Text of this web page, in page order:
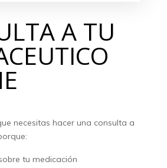
A TU
necesitas hacer una consulta a
tu medicación